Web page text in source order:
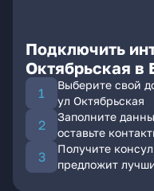
Подключить
Октябрьская в
Выберите свой
ул Октябрьская
Заполните
оставьте
Получите
предложит